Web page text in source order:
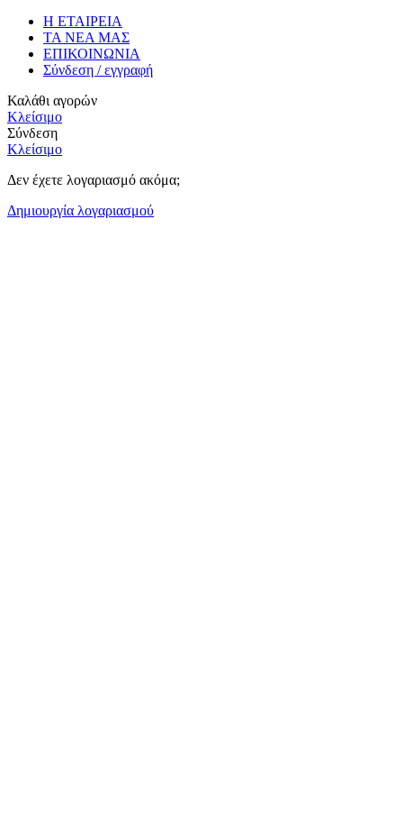
Η ΕΤΑΙΡΕΙΑ
ΤΑ ΝΕΑ ΜΑΣ
ΕΠΙΚΟΙΝΩΝΙΑ
Σύνδεση / εγγραφή
Καλάθι αγορών
Κλείσιμο
Σύνδεση
Κλείσιμο
Δεν έχετε λογαριασμό ακόμα;
Δημιουργία λογαριασμού